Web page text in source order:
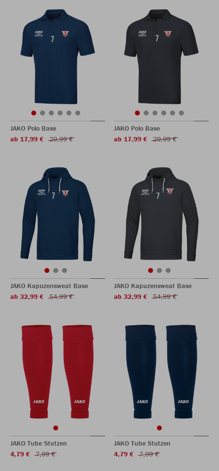
JAKO Polo Base
ab 17,99 €
29,99 €
JAKO Polo Base
ab 17,99 €
29,99 €
JAKO Kapuzensweat Base
ab 32,99 €
54,99 €
JAKO Kapuzensweat Base
ab 32,99 €
54,99 €
JAKO Tube Stutzen
4,79 €
7,99 €
JAKO Tube Stutzen
4,79 €
7,99 €